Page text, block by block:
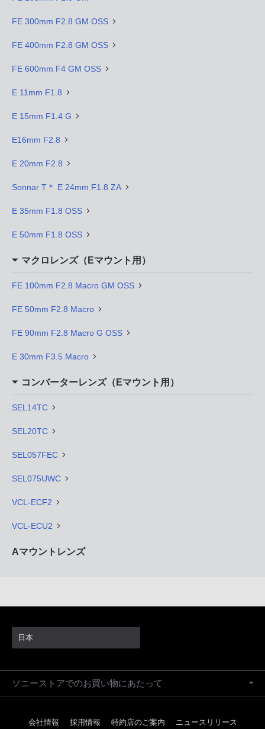
FE 300mm F2.8 GM OSS
FE 400mm F2.8 GM OSS
FE 600mm F4 GM OSS
E 11mm F1.8
E 15mm F1.4 G
E16mm F2.8
E 20mm F2.8
Sonnar T＊ E 24mm F1.8 ZA
E 35mm F1.8 OSS
E 50mm F1.8 OSS
マクロレンズ（Eマウント用）
FE 100mm F2.8 Macro GM OSS
FE 50mm F2.8 Macro
FE 90mm F2.8 Macro G OSS
E 30mm F3.5 Macro
コンバーターレンズ（Eマウント用）
SEL14TC
SEL20TC
SEL057FEC
SEL075UWC
VCL-ECF2
VCL-ECU2
Aマウントレンズ
日本
ソニーストアでのお買い物にあたって
会社情報 採用情報 特約店のご案内 ニュースリリース